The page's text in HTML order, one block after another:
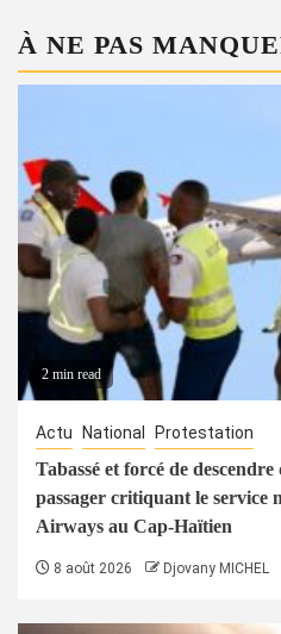
À NE PAS
2 min read
Actu National Protestation
Tabassé et forcé de
passager critiquant le service
Airways au Cap-Haïtien
8 août 2026 Djovany MICHEL